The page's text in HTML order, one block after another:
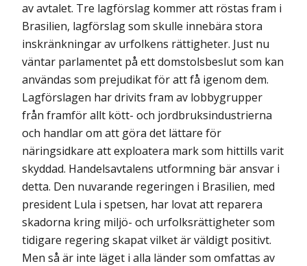
av avtalet. Tre lagförslag kommer att röstas fram i
Brasilien, lagförslag som skulle innebära stora
inskränkningar av urfolkens rättigheter. Just nu
väntar parlamentet på ett domstolsbeslut som kan
användas som prejudikat för att få igenom dem.
Lag­förslagen har drivits fram av lobbygrupper
från framför allt kött- och jordbruksindu­strierna
och handlar om att göra det lättare för
näringsidkare att exploatera mark som hittills varit
skyddad. Handelsavtalens utformning bär ansvar i
detta. Den nuvarande regeringen i Brasilien, med
president Lula i spetsen, har lovat att reparera
skadorna kring miljö- och urfolksrättigheter som
tidigare regering skapat vilket är väldigt positivt.
Men så är inte läget i alla länder som omfattas av